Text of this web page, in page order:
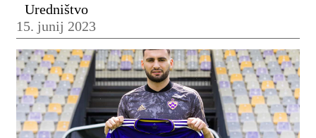
Uredništvo
15. junij 2023